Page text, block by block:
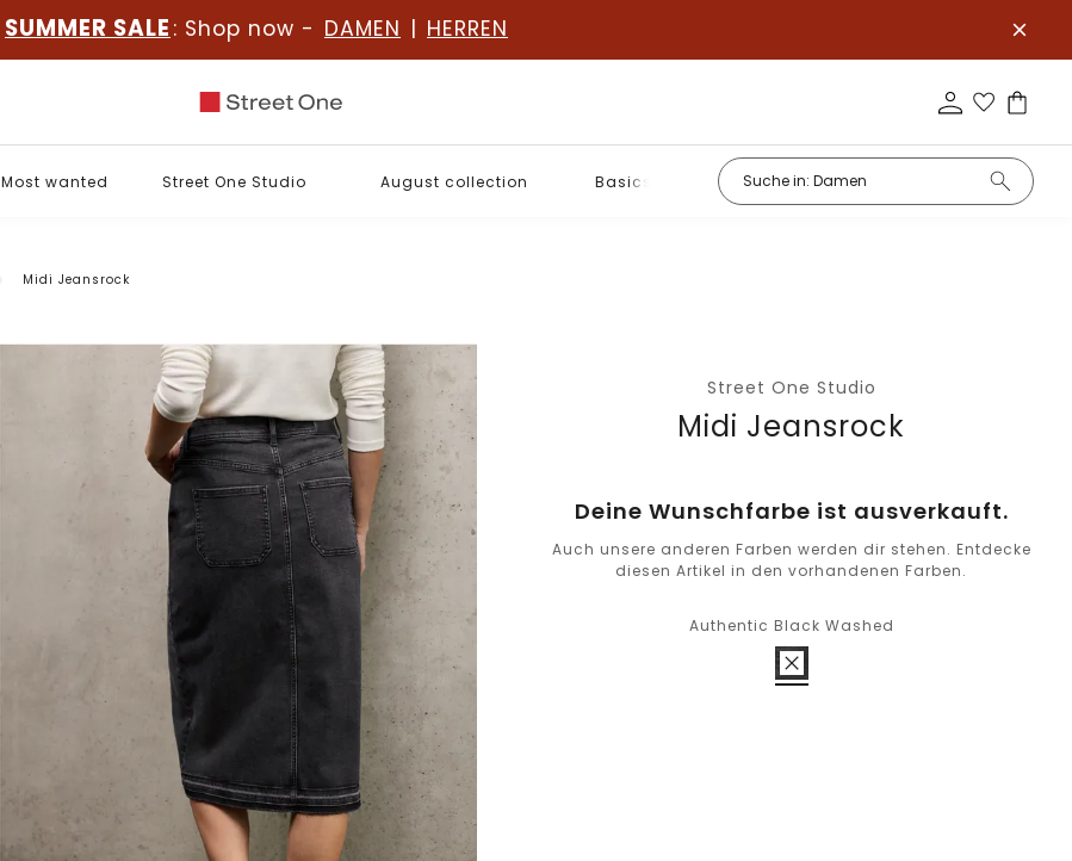
SUMMER SALE : Shop now - DAMEN | HERREN
Most wanted Street One Studio August collection Basics
Midi Jeansrock
Street One Studio
Midi Jeansrock
Deine Wunschfarbe ist ausverkauft.
Auch unsere anderen Farben werden dir stehen. Entdecke
diesen Artikel in den vorhandenen Farben.
Authentic Black Washed